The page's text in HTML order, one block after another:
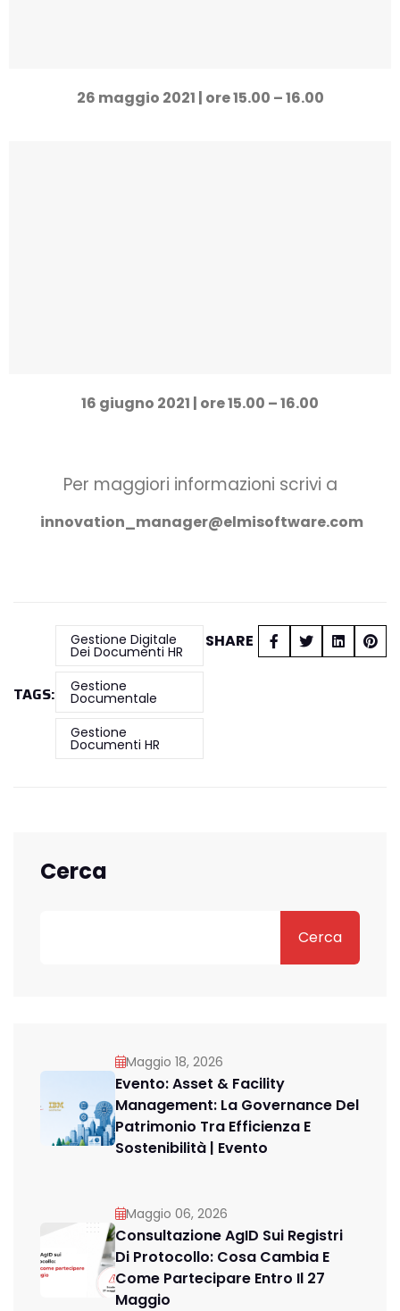
26 maggio 2021 | ore 15.00 – 16.00
16 giugno 2021 | ore 15.00 – 16.00
Per maggiori informazioni scrivi a
innovation_manager@elmisoftware.com
TAGS:
Gestione Digitale
Dei Documenti HR
Gestione
Documentale
Gestione
Documenti HR
SHARE
Cerca
Cerca
Maggio 18, 2026
Evento: Asset & Facility
Management: La Governance Del
Patrimonio Tra Efficienza E
Sostenibilità | Evento
Maggio 06, 2026
Consultazione AgID Sui Registri
Di Protocollo: Cosa Cambia E
Come Partecipare Entro Il 27
Maggio